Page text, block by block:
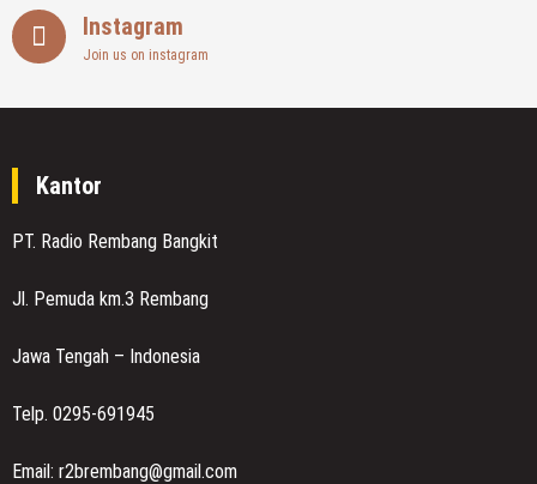
Instagram
Join us on instagram
Kantor
PT. Radio Rembang Bangkit
Jl. Pemuda km.3 Rembang
Jawa Tengah – Indonesia
Telp. 0295-691945
Email: r2brembang@gmail.com